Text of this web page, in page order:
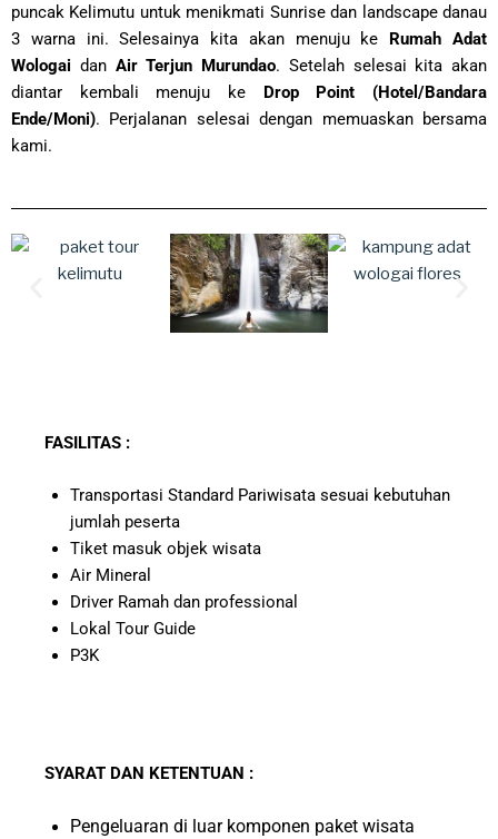
puncak Kelimutu untuk menikmati Sunrise dan landscape danau
3 warna ini. Selesainya kita akan menuju ke Rumah Adat
Wologai dan Air Terjun Murundao. Setelah selesai kita akan
diantar kembali menuju ke Drop Point (Hotel/Bandara
Ende/Moni). Perjalanan selesai dengan memuaskan bersama
kami.
FASILITAS :
Transportasi Standard Pariwisata sesuai kebutuhan
jumlah peserta
Tiket masuk objek wisata
Air Mineral
Driver Ramah dan professional
Lokal Tour Guide
P3K
SYARAT DAN KETENTUAN :
Pengeluaran di luar komponen paket wisata